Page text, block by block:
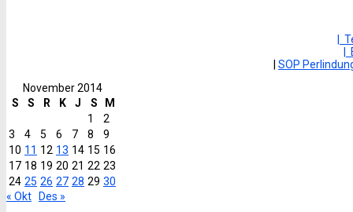
|
SOP
November 2014
S
S R K J S
M
1
2
3
4 5 6 7 8
9
10 11 12 13 14 15 16
17 18 19 20 21 22 23
24 25 26 27 28 29 30
« Okt
Des »